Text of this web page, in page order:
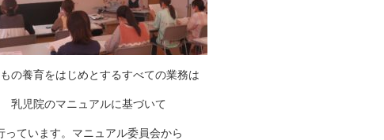
の養育をはじめとするすべての業務は
乳児院のマニュアルに基づいて
っています。マニュアル委員会から